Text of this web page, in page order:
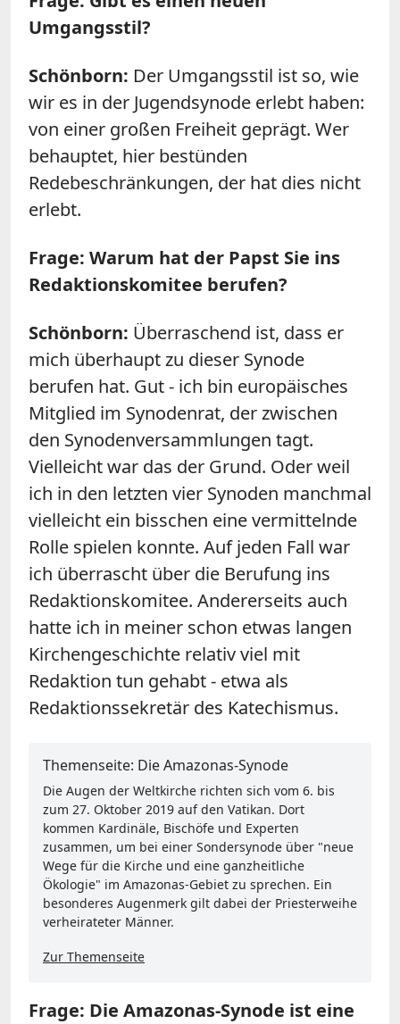
Umgangsstil?
Schönborn: Der Umgangsstil ist so, wie
wir es in der Jugendsynode erlebt haben:
von einer großen Freiheit geprägt. Wer
behauptet, hier bestünden
Redebeschränkungen, der hat dies nicht
erlebt.
Frage: Warum hat der Papst Sie ins
Redaktionskomitee berufen?
Schönborn: Überraschend ist, dass er
mich überhaupt zu dieser Synode
berufen hat. Gut - ich bin europäisches
Mitglied im Synodenrat, der zwischen
den Synodenversammlungen tagt.
Vielleicht war das der Grund. Oder weil
ich in den letzten vier Synoden manchmal
vielleicht ein bisschen eine vermittelnde
Rolle spielen konnte. Auf jeden Fall war
ich überrascht über die Berufung ins
Redaktionskomitee. Andererseits auch
hatte ich in meiner schon etwas langen
Kirchengeschichte relativ viel mit
Redaktion tun gehabt - etwa als
Redaktionssekretär des Katechismus.
Themenseite: Die Amazonas-Synode
Die Augen der Weltkirche richten sich vom 6. bis
zum 27. Oktober 2019 auf den Vatikan. Dort
kommen Kardinäle, Bischöfe und Experten
zusammen, um bei einer Sondersynode über "neue
Wege für die Kirche und eine ganzheitliche
Ökologie" im Amazonas-Gebiet zu sprechen. Ein
besonderes Augenmerk gilt dabei der Priesterweihe
verheirateter Männer.
Zur Themenseite
Frage: Die Amazonas-Synode ist eine